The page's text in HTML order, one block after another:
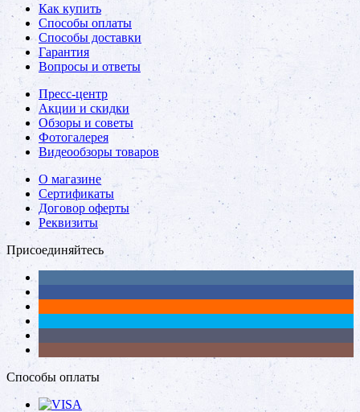
Как купить
Способы оплаты
Способы доставки
Гарантия
Вопросы и ответы
Пресс-центр
Акции и скидки
Обзоры и советы
Фотогалерея
Видеообзоры товаров
О магазине
Сертификаты
Договор оферты
Реквизиты
Присоединяйтесь
Способы оплаты